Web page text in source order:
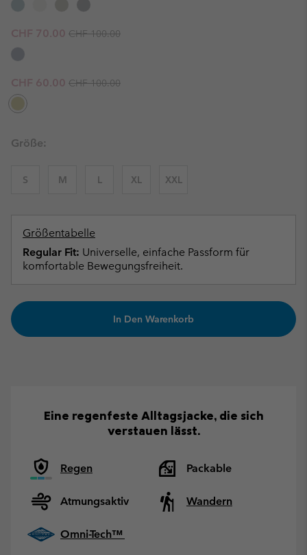
Sale price:
CHF 70.00 Regular price:
CHF 100.00
Sale price:
CHF 60.00 Regular price:
CHF 100.00
Größe:
S M L XL XXL
Größentabelle
Regular Fit: Universelle, einfache Passform für
komfortable Bewegungsfreiheit.
In Den Warenkorb
Eine regenfeste Alltagsjacke, die sich
verstauen lässt.
Regen Packable
Atmungsaktiv Wandern
Omni-Tech™